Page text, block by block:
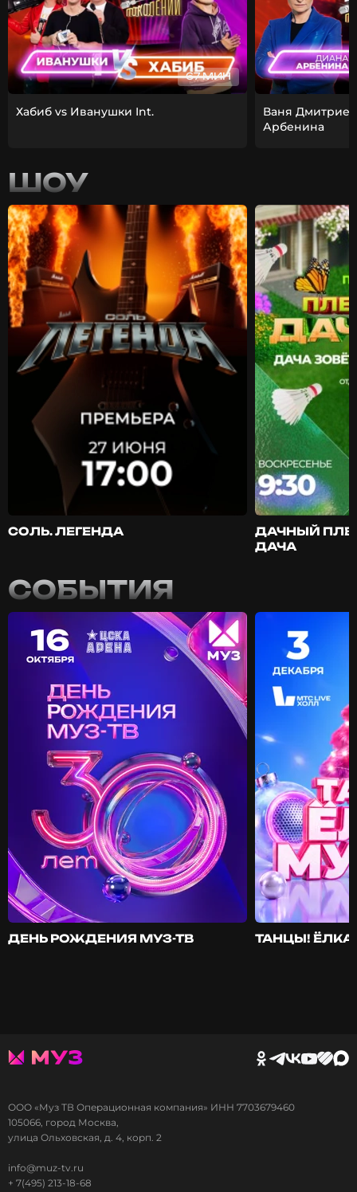
67 МИН
Хабиб vs Иванушки Int.
Ваня
Арбенина
ШОУ
СОЛЬ. ЛЕГЕНДА
ДАЧНЫЙ
ДАЧА
СОБЫТИЯ
ДЕНЬ РОЖДЕНИЯ МУЗ-ТВ ТАНЦЫ!
ООО «Муз ТВ Операционная компания» ИНН 7703679460
105066, город Москва,
улица Ольховская, д. 4, корп. 2
info@muz-tv.ru
+ 7(495) 213-18-68